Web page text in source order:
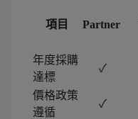
項目 Partner
年度採購
達標
✓
價格政策
遵循
✓